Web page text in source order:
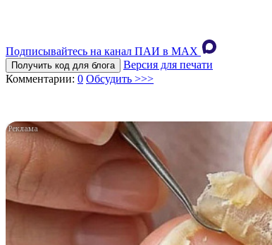
Подписывайтесь на канал ПАИ в MAХ
Получить код для блога
Версия для печати
Комментарии: 0 Обсудить >>>